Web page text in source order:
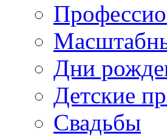
Дни
Детские
Свадьбы